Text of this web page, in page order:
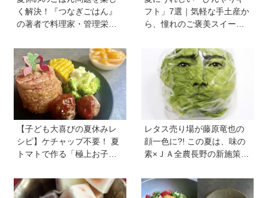
く解決！『つなぎごはん』
の著者で料理家・管理栄養
る「子どもと一緒に楽しめ
る夏休みレシピ」
フト」7選｜気軽な手土産か
ら、憧れのご褒美スイーツ
【子ども大喜びの夏休みレ
シピ】ケチャップ不要！ 夏
トマトで作る「極上お子様
「おまけゼリー」を料理
家・川上ミホさんが直伝
レタス売り場が藤原竜也の
顔一色に?! この夏は、味の
素×ＪＡ全農長野の新施策
タス料理の幅が広がる『レ
タス瞬間消滅レシピ』も便